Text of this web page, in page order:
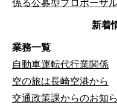
係る公募型プロポーザ
新着
業務一覧
自動車運転代行業関係
空の旅は長崎空港から
交通政策課からのお知